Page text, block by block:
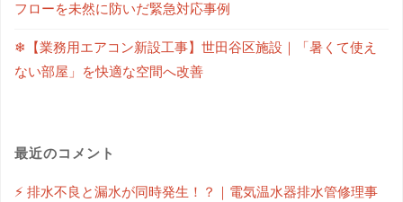
フローを未然に防いだ緊急対応事例
❄【業務用エアコン新設工事】世田谷区施設｜「暑くて使え
ない部屋」を快適な空間へ改善
最近のコメント
⚡ 排水不良と漏水が同時発生！？｜電気温水器排水管修理事